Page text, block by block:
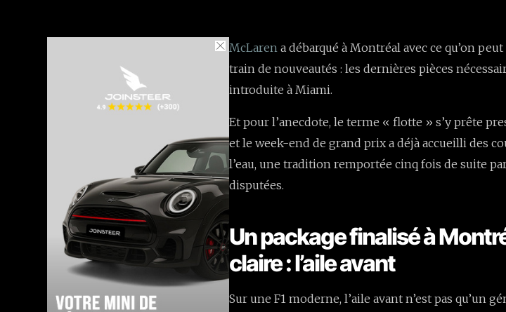
McLaren a débarqué à Montréal avec ce qu’on
train de nouveautés : les dernières pièces
introduite à Miami.
Et pour l’anecdote, le terme « flotte » s’y prête
et le week-end de grand prix a déjà accueilli des
l’eau, une tradition remportée cinq fois de suite
disputées.
Un package finalisé à
claire : l’aile avant
Sur une F1 moderne, l’aile avant n’est pas qu’un